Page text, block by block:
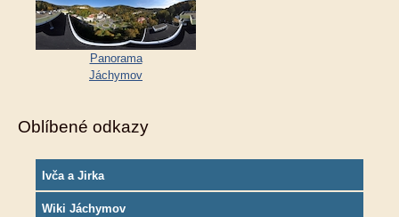
Panorama
Jáchymov
Oblíbené odkazy
Ivča a Jirka
Wiki Jáchymov